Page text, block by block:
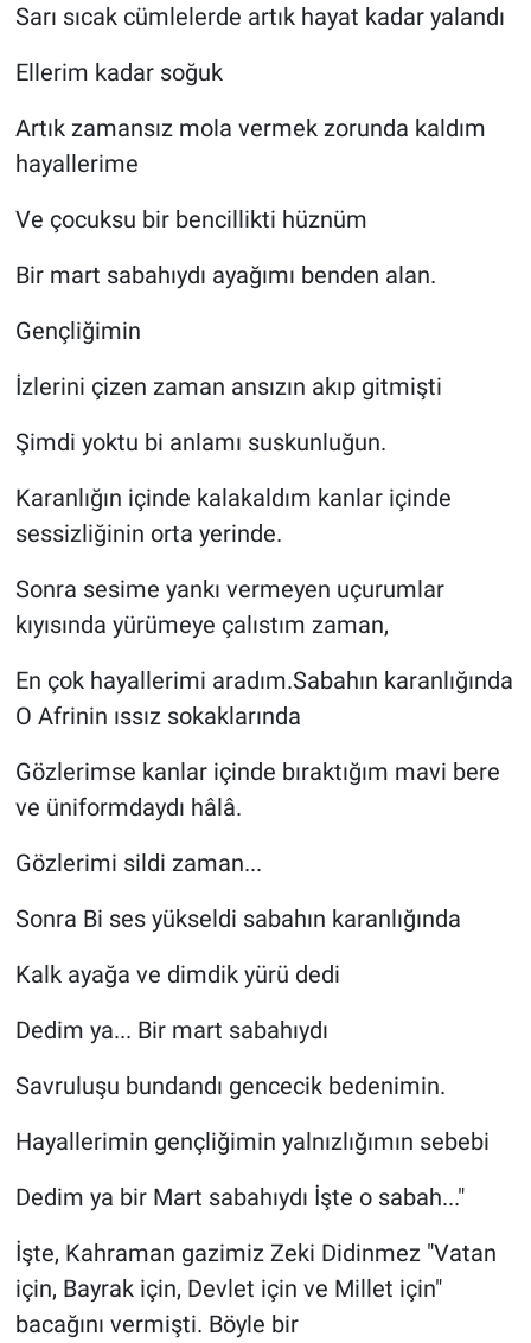
Sarı sıcak cümlelerde artık hayat kadar yalandı
Ellerim kadar soğuk
Artık zamansız mola vermek zorunda kaldım
hayallerime
Ve çocuksu bir bencillikti hüznüm
Bir mart sabahıydı ayağımı benden alan.
Gençliğimin
İzlerini çizen zaman ansızın akıp gitmişti
Şimdi yoktu bi anlamı suskunluğun.
Karanlığın içinde kalakaldım kanlar içinde
sessizliğinin orta yerinde.
Sonra sesime yankı vermeyen uçurumlar
kıyısında yürümeye çalıstım zaman,
En çok hayallerimi aradım.Sabahın karanlığında
O Afrinin ıssız sokaklarında
Gözlerimse kanlar içinde bıraktığım mavi bere
ve üniformdaydı hâlâ.
Gözlerimi sildi zaman...
Sonra Bi ses yükseldi sabahın karanlığında
Kalk ayağa ve dimdik yürü dedi
Dedim ya... Bir mart sabahıydı
Savruluşu bundandı gencecik bedenimin.
Hayallerimin gençliğimin yalnızlığımın sebebi
Dedim ya bir Mart sabahıydı İşte o sabah..."
İşte, Kahraman gazimiz Zeki Didinmez "Vatan
için, Bayrak için, Devlet için ve Millet için"
bacağını vermişti. Böyle bir